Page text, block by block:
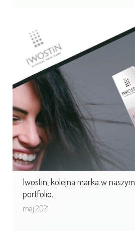
Iwostin, kolejna marka w naszym
portfolio.
maj 2021
Iwostin, kolejna marka
w naszym portfolio.
Rozpoczynamy przebudowę digital
wokół marki Iwostin.